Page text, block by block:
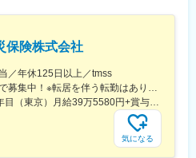
データ取得・BIツールを用いた分析
・ビジネス意見の作成・レポートの
成・社内法務部・ステークホルダーと
交渉・調整
保険株式会社
／年休125日以上／tmss
気になる